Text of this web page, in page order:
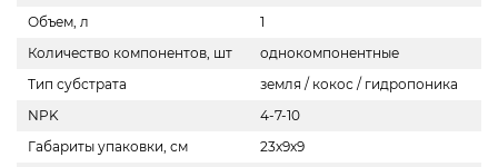
Объем, л
1
Количество компонентов, шт
однокомпонентные
Тип субстрата
земля / кокос / гидропоника
NPK
4-7-10
Габариты упаковки, см
23х9х9